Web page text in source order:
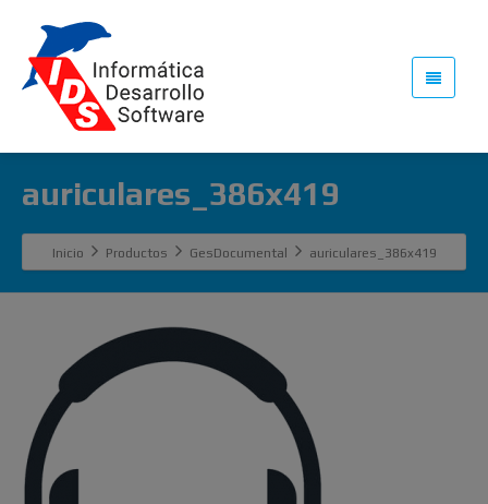
auriculares_386x419
Inicio Productos GesDocumental auriculares_386x419